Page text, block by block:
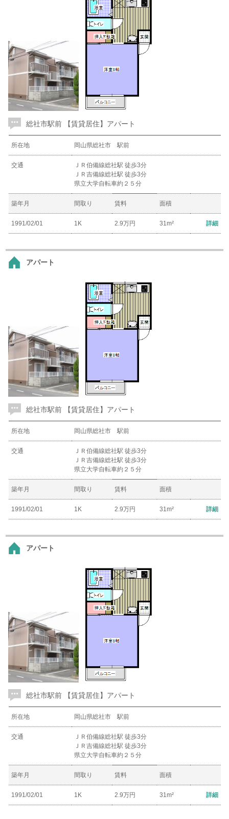
総社市駅前 【賃貸居住】アパート
所在地 岡山県総社市 駅前
交通
ＪＲ伯備線総社駅 徒歩3分
ＪＲ吉備線総社駅 徒歩3分
県立大学自転車約２５分
築年月 間取り 賃料 面積
1991/02/01 1K 2.9万円 31m² 詳細
アパート
総社市駅前 【賃貸居住】アパート
所在地 岡山県総社市 駅前
交通
ＪＲ伯備線総社駅 徒歩3分
ＪＲ吉備線総社駅 徒歩3分
県立大学自転車約２５分
築年月 間取り 賃料 面積
1991/02/01 1K 2.9万円 31m² 詳細
アパート
総社市駅前 【賃貸居住】アパート
所在地 岡山県総社市 駅前
交通
ＪＲ伯備線総社駅 徒歩3分
ＪＲ吉備線総社駅 徒歩3分
県立大学自転車約２５分
築年月 間取り 賃料 面積
1991/02/01 1K 2.9万円 31m² 詳細